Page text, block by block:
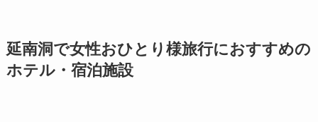
延南洞で女性おひとり様旅行におすすめの
ホテル・宿泊施設